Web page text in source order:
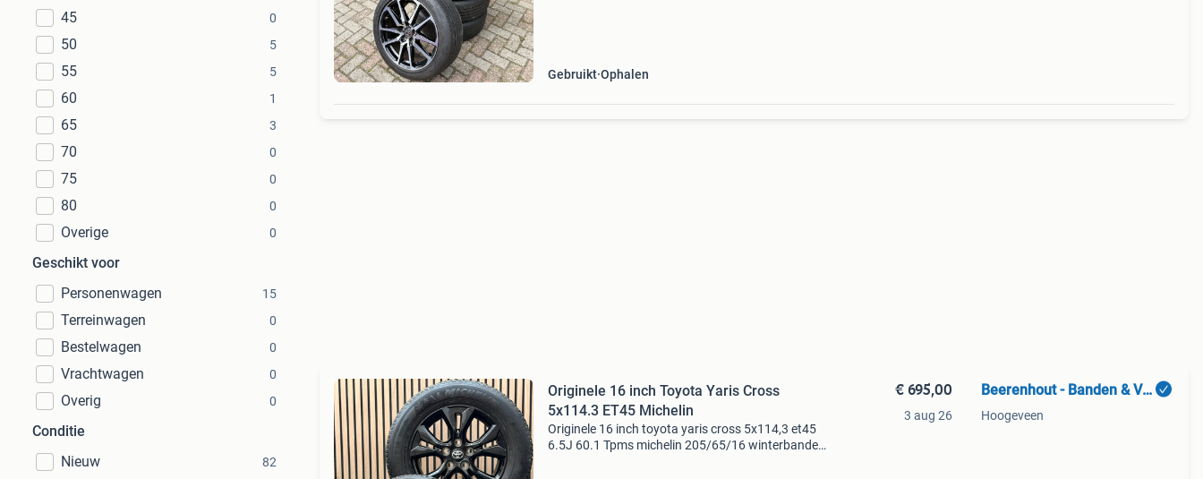
45 0
50 5
55 5
60 1
65 3
70 0
75 0
80 0
Overige 0
Geschikt voor
Personenwagen
15
Terreinwagen 0
Bestelwagen 0
Vrachtwagen 0
Overig 0
Conditie
Nieuw
82
Gebruikt Ophalen
Originele 16 inch Toyota Yaris Cross
5x114.3 ET45 Michelin
Originele 16 inch toyota yaris cross 5x114,3 et45
6.5J 60.1 Tpms michelin 205/65/16 winterbanden
€ 695,00
3 aug 26
Beerenhout - Banden & Velgen
Hoogeveen